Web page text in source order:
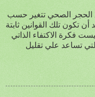
الحجر الصحي تتغير حسب
تكون تلك القوانين ثابتة
فكرة الاكتفاء الذاتي
تساعد علي تقليل